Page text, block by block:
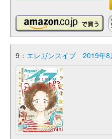
9： エレガンスイブ 2019年8